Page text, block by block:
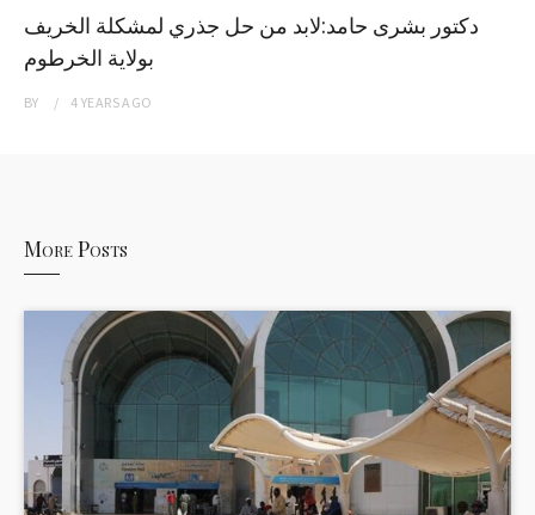
دكتور بشرى حامد:لابد من حل جذري لمشكلة الخريف
بولاية الخرطوم
BY 4 YEARSAGO
More Posts